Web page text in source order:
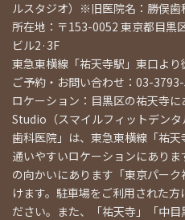
ルスタジオ）※旧医院名：勝俣歯
所在地：〒153-0052 東京都目黒
ビル2·3F
東急東横線「祐天寺駅」東口より
ご予約・お問い合わせ：03-
ロケーション：目黒区の祐天寺
Studio（スマイルフィットデン
歯科医院」は、東急東横線「祐天
通いやすいロケーションにあり
の向かいにあります「東京パー
けます。駐車場をご利用された
ださい。また、「祐天寺」「中目